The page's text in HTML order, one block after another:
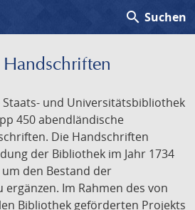
search Suchen
Staats- und Universitätsbibliothek
450 abendländische
Die Handschriften
der Bibliothek im Jahr 1734
den Bestand der
Im Rahmen des von
Bibliothek geförderten Projekts